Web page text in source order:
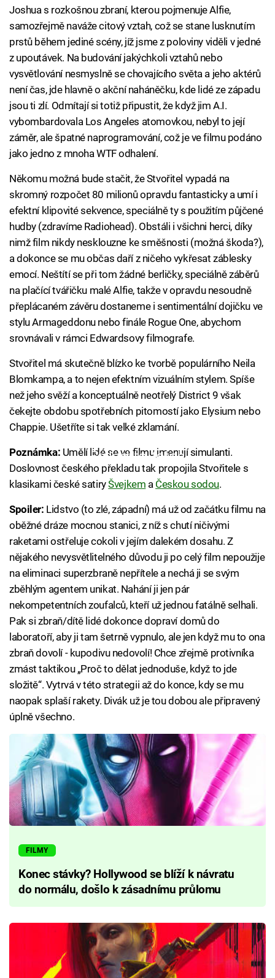
Joshua s rozkošnou zbraní, kterou pojmenuje Alfie,
samozřejmě naváže citový vztah, což se stane lusknutím
prstů během jediné scény, jíž jsme z poloviny viděli v jedné
z upoutávek. Na budování jakýchkoli vztahů nebo
vysvětlování nesmyslně se chovajícího světa a jeho aktérů
není čas, jde hlavně o akční naháněčku, kde lidé ze západu
jsou ti zlí. Odmítají si totiž připustit, že když jim A.I.
vybombardovala Los Angeles atomovkou, nebyl to její
záměr, ale špatné naprogramování, což je ve filmu podáno
jako jedno z mnoha WTF odhalení.
Někomu možná bude stačit, že Stvořitel vypadá na
skromný rozpočet 80 milionů opravdu fantasticky a umí i
efektní klipovité sekvence, speciálně ty s použitím půjčené
hudby (zdravíme Radiohead). Obstáli i všichni herci, díky
nimž film nikdy nesklouzne ke směšnosti (možná škoda?),
a dokonce se mu občas daří z ničeho vykřesat záblesky
emocí. Neštítí se při tom žádné berličky, speciálně záběrů
na plačící tvářičku malé Alfie, takže v opravdu nesoudně
přeplácaném závěru dostaneme i sentimentální dojičku ve
stylu Armageddonu nebo finále Rogue One, abychom
srovnávali v rámci Edwardsovy filmografe.
Stvořitel má skutečně blízko ke tvorbě populárního Neila
Blomkampa, a to nejen efektním vizuálním stylem. Spíše
než jeho svěží a konceptuálně neotřelý District 9 však
čekejte obdobu spotřebních pitomostí jako Elysium nebo
Chappie. Ušetříte si tak velké zklamání.
Failed to fetch
Poznámka: Umělí lidé se ve filmu jmenují simulanti.
Doslovnost českého překladu tak propojila Stvořitele s
klasikami české satiryŠvejkem a Českou sodou.
Spoiler: Lidstvo (to zlé, západní) má už od začátku filmu na
oběžné dráze mocnou stanici, z níž s chutí ničivými
raketami ostřeluje cokoli v jejím dalekém dosahu. Z
nějakého nevysvětlitelného důvodu ji po celý film nepoužije
na eliminaci superzbraně nepřítele a nechá ji se svým
zběhlým agentem unikat. Nahání ji jen pár
nekompetentních zoufalců, kteří už jednou fatálně selhali.
Pak si zbraň/dítě lidé dokonce dopraví domů do
laboratoří, aby ji tam šetrně vypnulo, ale jen když mu to ona
zbraň dovolí - kupodivu nedovolí! Chce zřejmě protivníka
zmást taktikou „Proč to dělat jednoduše, když to jde
složitě“. Vytrvá v této strategii až do konce, kdy se mu
naopak splaší rakety. Divák už je tou dobou ale připravený
úplně všechno.
FILMY
Konec stávky? Hollywood se blíží k návratu
do normálu, došlo k zásadnímu průlomu